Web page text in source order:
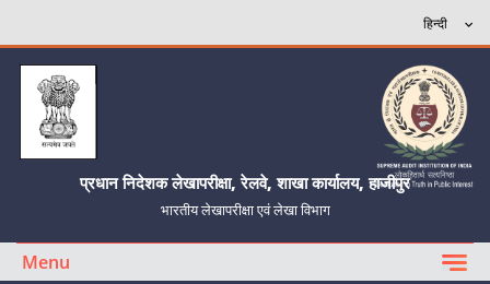
प्रधान निदेशक लेखापरीक्षा, रेलवे, शाखा कार्यालय, हाजीपुर
भारतीय लेखापरीक्षा एवं लेखा विभाग
Menu